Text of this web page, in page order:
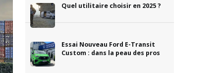
Quel utilitaire choisir en 2025 ?
Essai Nouveau Ford E-Transit
Custom : dans la peau des pros